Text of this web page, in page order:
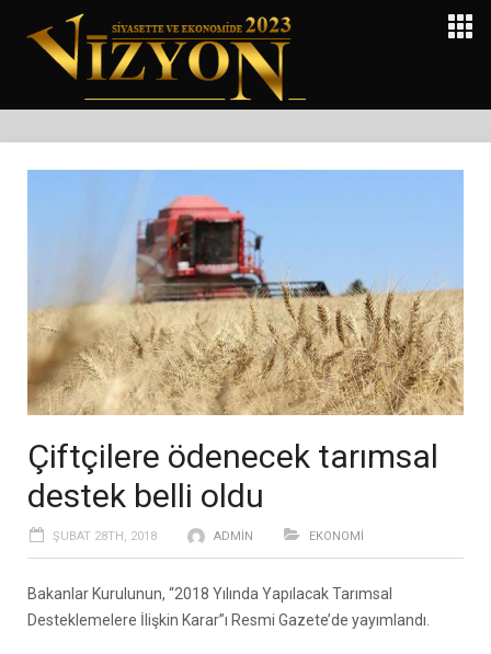
Çiftçilere ödenecek tarımsal
destek belli oldu
ŞUBAT 28TH, 2018 ADMIN EKONOMI
Bakanlar Kurulunun, “2018 Yılında Yapılacak Tarımsal
Desteklemelere İlişkin Karar”ı Resmi Gazete’de yayımlandı.